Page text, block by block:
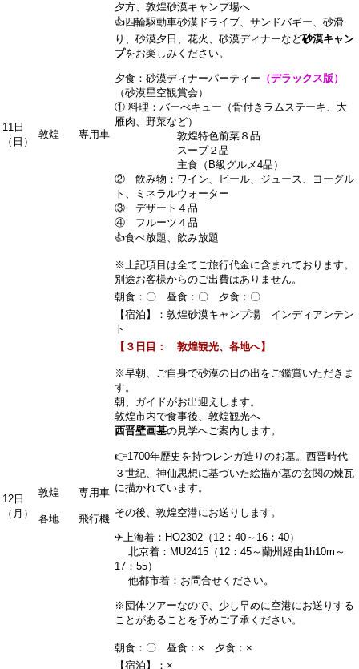
11日
（日）
敦煌 専用車
夕方、敦煌砂漠キャンプ場へ
👍四輪駆動車砂漠ドライブ、サンドバギー、砂滑
り、砂漠夕日、花火、砂漠ディナーなど砂漠キャン
プをお楽しみください。
夕食：砂漠ディナーパーティー （デラックス版）
（砂漠星空観賞会）
① 料理：バーべキュー（骨付きラムステーキ、大
雁肉、野菜など）
敦煌特色前菜８品
スープ２品
主食（B級グルメ4品）
② 飲み物：ワイン、ビール、ジュース、ヨーグル
ト、ミネラルウォーター
③ デザート４品
④ フルーツ４品
👍食べ放題、飲み放題
※上記項目は全てご旅行代金に含まれております。
別途お客様からのご出費はありません。
朝食：〇 昼食：〇 夕食：〇
【宿泊】：敦煌砂漠キャンプ場 インディアンテン
ト
12日
（月）
敦煌
各地
専用車
飛行機
【３日目： 敦煌観光、各地へ】
※早朝、ご自身で砂漠の日の出をご鑑賞いただきま
す。
朝、ガイドがお出迎えします。
敦煌市内で食事後、敦煌観光へ
西晋壁画墓の見学へご案内します。
👉1700年歴史を持つレンガ造りのお墓。西晋時代
３世紀、神仙思想に基づいた絵描が墓の玄関の煉瓦
に描かれています。
その後、敦煌空港にお送りします。
✈上海着：HO2302（12：40～16：40）
北京着：MU2415（12：45～蘭州経由1h10m～
17：55）
他都市着：お問合せください。
※団体ツアーなので、少し早めに空港にお送りする
ことがあることを予めご了承ください。
朝食：〇 昼食：× 夕食：×
【宿泊】：×